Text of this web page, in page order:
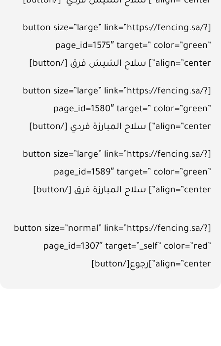
[button size=”large” link=”https://fencing.sa/?
page_id=1575″ target=” color=”green”
align=”center”] سلاح الشيش فرق [/button]
[button size=”large” link=”https://fencing.sa/?
page_id=1580″ target=” color=”green”
align=”center”] سلاح المبارزة فردي [/button]
[button size=”large” link=”https://fencing.sa/?
page_id=1589″ target=” color=”green”
align=”center”] سلاح المبارزة فرق [/button]
[button size=”normal” link=”https://fencing.sa/?
page_id=1307″ target=”_self” color=”red”
align=”center”]رجوع[/button]